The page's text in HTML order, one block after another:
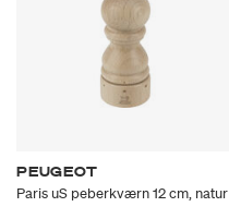
PEUGEOT
Paris uS peberkværn 12 cm, natur